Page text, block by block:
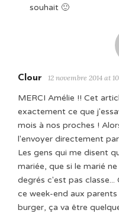
souhait 🙂
Clour 12 novembre 2014 at
MERCI Amélie !! Cet
exactement ce que
mois à nos proches !
l'envoyer directement
Les gens qui me disent
mariée, que si le marié
degrés c'est pas
ce week-end aux
burger, ça va être